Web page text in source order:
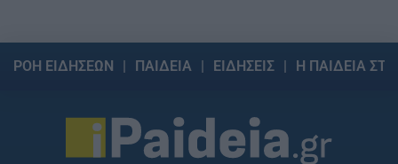
ΡΟΗ ΕΙΔΗΣΕΩΝ ΠΑΙΔΕΙΑ ΕΙΔΗΣΕΙΣ Η ΠΑΙΔΕΙΑ